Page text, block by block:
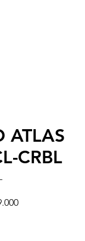
ATLAS
CRBL
Precio de oferta